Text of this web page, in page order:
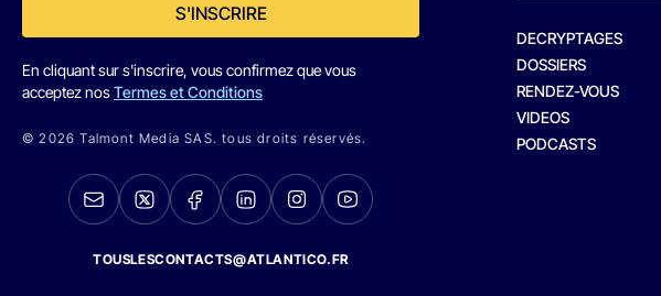
S'INSCRIRE
En cliquant sur s'inscrire, vous confirmez que vous
acceptez nosTermes et Conditions
© 2026 Talmont Media SAS. tous droits réservés.
TOUSLESCONTACTS@ATLANTICO.FR
DECRYPTAGES
DOSSIERS
RENDEZ-VOUS
VIDEOS
PODCASTS